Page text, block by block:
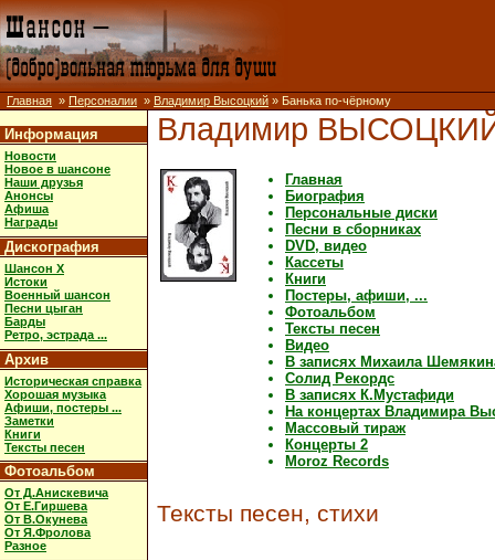
Главная » Персоналии » Владимир Высоцкий » Банька по-чёрному
Информация
Новости
Новое в шансоне
Наши друзья
Анонсы
Афиша
Награды
Дискография
Шансон X
Истоки
Военный шансон
Песни цыган
Барды
Ретро, эстрада ...
Архив
Историческая справка
Хорошая музыка
Афиши, постеры ...
Заметки
Книги
Тексты песен
Фотоальбом
От Д.Анискевича
От Е.Гиршева
От В.Окунева
От Я.Фролова
Разное
Владимир
Главная
Биография
Персональные диски
Песни в сборниках
DVD, видео
Кассеты
Книги
Постеры, афиши, ...
Фотоальбом
Тексты песен
Видео
В записях Михаила
Солид Рекордс
В записях К.Мустафиди
На концертах Владимира
Массовый тираж
Концерты 2
Moroz Records
Тексты песен, стихи